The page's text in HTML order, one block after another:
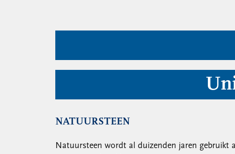
NATUURSTEEN
Natuursteen wordt al duizenden jaren gebruikt